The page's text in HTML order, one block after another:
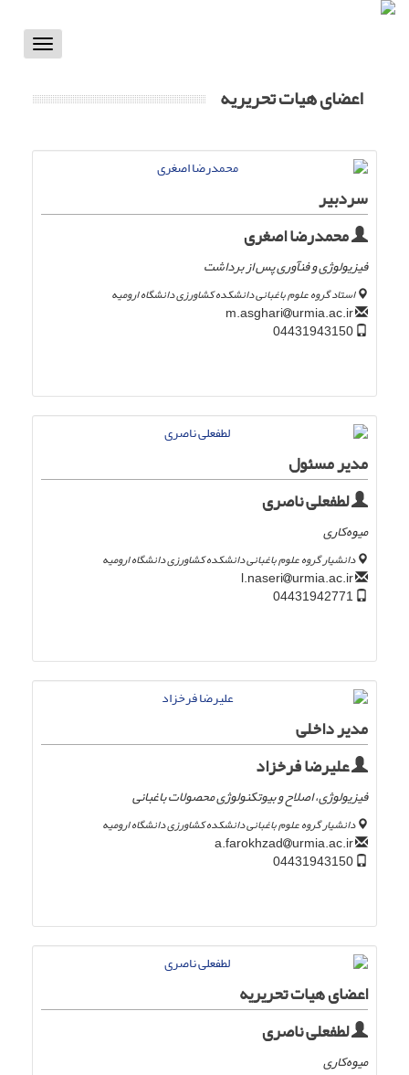
Toggle
اعضای هیات تحریریه
سردبیر
محمدرضا اصغری
فیزیولوژی و فنآوری پس از برداشت
استاد گروه علوم باغبانی دانشکده کشاورزی دانشگاه ارومیه
urmia.ac.ir
مدیر مسئول
لطفعلی ناصری
میوه‌کاری
دانشیار گروه علوم باغبانی دانشکده کشاورزی دانشگاه ارومیه
urmia.ac.ir
مدیر داخلی
علیرضا فرخزاد
فیزیولوژی، اصلاح و بیوتکنولوژی محصولات باغبانی
دانشیار گروه علوم باغبانی دانشکده کشاورزی دانشگاه ارومیه
urmia.ac.ir
اعضای هیات تحریریه
لطفعلی ناصری
میوه‌کاری